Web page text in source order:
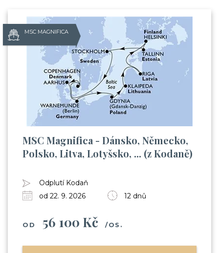
MSC MAGNIFICA
MSC Magnifica - Dánsko, Německo,
Polsko, Litva, Lotyšsko, ... (z Kodaně)
Odplutí Kodaň
od 22. 9. 2026
12 dnů
OD 56 100 Kč /OS.